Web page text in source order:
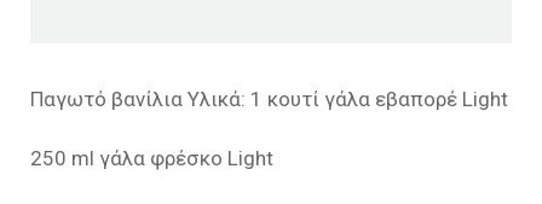
Παγωτό βανίλια Υλικά: 1 κουτί γάλα εβαπορέ Light
250 ml γάλα φρέσκο Light